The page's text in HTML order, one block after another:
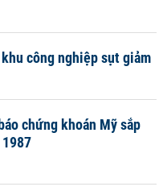
công nghiệp sụt giảm
chứng khoán Mỹ sắp